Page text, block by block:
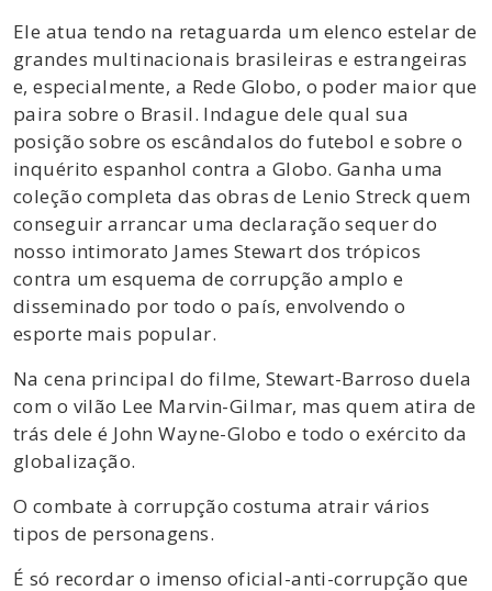
Ele atua tendo na retaguarda um elenco estelar de
grandes multinacionais brasileiras e estrangeiras
e, especialmente, a Rede Globo, o poder maior que
paira sobre o Brasil. Indague dele qual sua
posição sobre os escândalos do futebol e sobre o
inquérito espanhol contra a Globo. Ganha uma
coleção completa das obras de Lenio Streck quem
conseguir arrancar uma declaração sequer do
nosso intimorato James Stewart dos trópicos
contra um esquema de corrupção amplo e
disseminado por todo o país, envolvendo o
esporte mais popular.
Na cena principal do filme, Stewart-Barroso duela
com o vilão Lee Marvin-Gilmar, mas quem atira de
trás dele é John Wayne-Globo e todo o exército da
globalização.
O combate à corrupção costuma atrair vários
tipos de personagens.
É só recordar o imenso oficial-anti-corrupção que